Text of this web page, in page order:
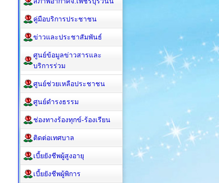
คู่มือบริการประชาชน
ข่าวและประชาสัมพันธ์
ศูนย์ข้อมูลข่าวสารและ
บริการร่วม
ศูนย์ช่วยเหลือประชาชน
ศูนย์ดำรงธรรม
ช่องทางร้องทุกข์-ร้องเรียน
ติดต่อเทศบาล
เบี้ยยังชีพผู้สูงอายุ
เบี้ยยังชีพผู้พิการ